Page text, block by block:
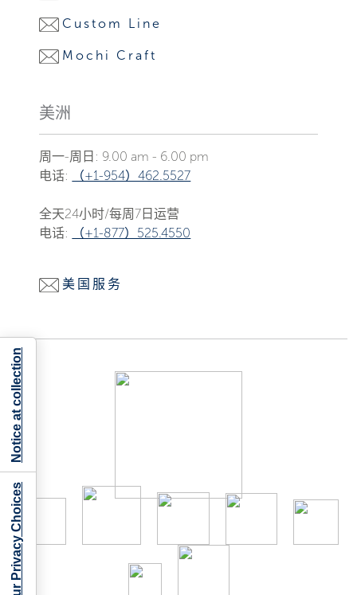
Custom Line
Mochi Craft
美洲
周一-周日: 9.00 am - 6.00 pm
电话:
（+1-954）462.5527
全天24小时/每周7日运营
电话:
（+1-877）525.4550
美国服务
Your Privacy Choices
Notice at collection